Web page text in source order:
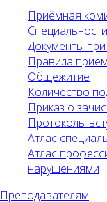
Приёмная
Специальности
Документы
Правила
Общежитие
Количество
Приказ о
Протоколы
Атлас
Атлас
нарушениями
Преподавателям